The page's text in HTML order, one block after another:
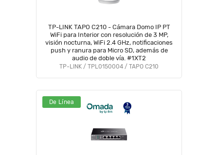
TP-LINK TAPO C210 - Cámara Domo IP PT
WiFi para Interior con resolución de 3 MP,
visión nocturna, WiFi 2.4 GHz, notificaciones
push y ranura para Micro SD, además de
audio de doble vía. #1XT2
TP-LINK / TPL0150004 / TAPO C210
De Línea